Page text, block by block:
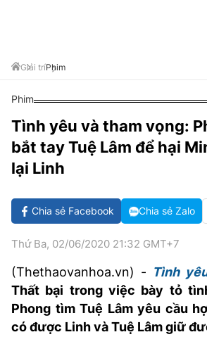
GIẢI TRÍ
CÔNG NGHIỆP VĂN HÓA
X-QUANG TIN ĐỒN
VIẾT LẠI ƯỚC MƠ
PHIM
ÂM NHẠC
KBIZ
DU LỊCH
TIN TỨC
ĐIỂM ĐẾN
ẢNH
ẨM THỰC
THẾ GIỚI SAO
HIGHTECH
TIÊU ĐIỂM - SPOTLIGHT
INFOGRAPHIC
E-MAGAZINE
ẢNH
BÁO GIẤY
TRA CỨU PHƯỜNG XÃ
Giải tríPhim
Phim
Tình yêu và tham vọng:
bắt tay Tuệ Lâm để hại
lại Linh
Chia sẻ Facebook Chia sẻ Zalo
Thứ Ba, 02/06/2020 21:32 GMT+7
(Thethaovanhoa.vn) - Tình
Thất bại trong việc bày tỏ
Phong tìm Tuệ Lâm yêu cầu
có được Linh và Tuệ Lâm giữ